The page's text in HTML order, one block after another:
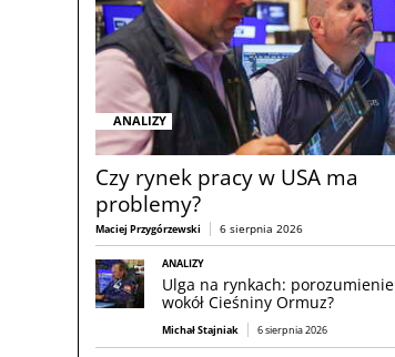
ANALIZY
Czy rynek pracy w USA ma
problemy?
Maciej Przygórzewski 6 sierpnia 2026
ANALIZY
Ulga na rynkach: porozumienie
wokół Cieśniny Ormuz?
Michał Stajniak 6 sierpnia 2026